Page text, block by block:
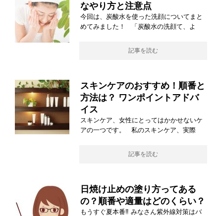
なやり方と注意点
今回は、炭酸水を使った洗顔についてまと
めてみました！ 「炭酸水の洗顔て、よ
記事を読む
スキンケアのおすすめ！順番と
方法は？ ワンポイントアドバ
イス
スキンケア、女性にとってはかかせないケ
アの一つです。 私のスキンケア、実際
記事を読む
日焼け止めの塗り方ってある
の？順番や適量はどのくらい？
もうすぐ夏本番‼ みなさん紫外線対策はバ